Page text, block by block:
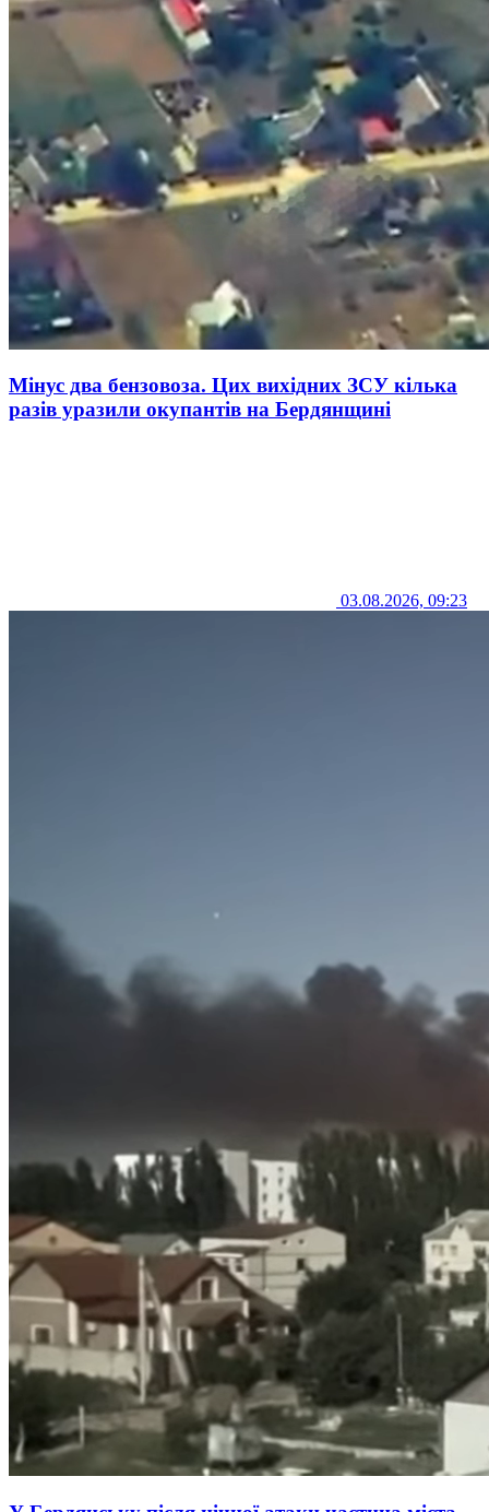
Мінус два бензовоза. Цих вихідних ЗСУ кілька
разів уразили окупантів на Бердянщині
03.08.2026, 09:23